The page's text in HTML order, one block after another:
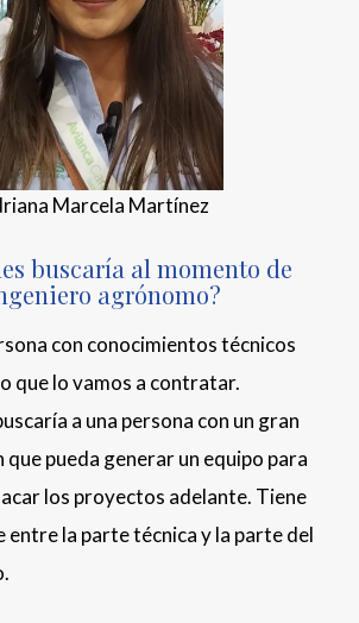
Marcela Martínez
buscaría al momento de
agrónomo?
con conocimientos técnicos
que lo vamos a contratar.
a una persona con un gran
que pueda generar un equipo para
los proyectos adelante. Tiene
entre la parte técnica y la parte del